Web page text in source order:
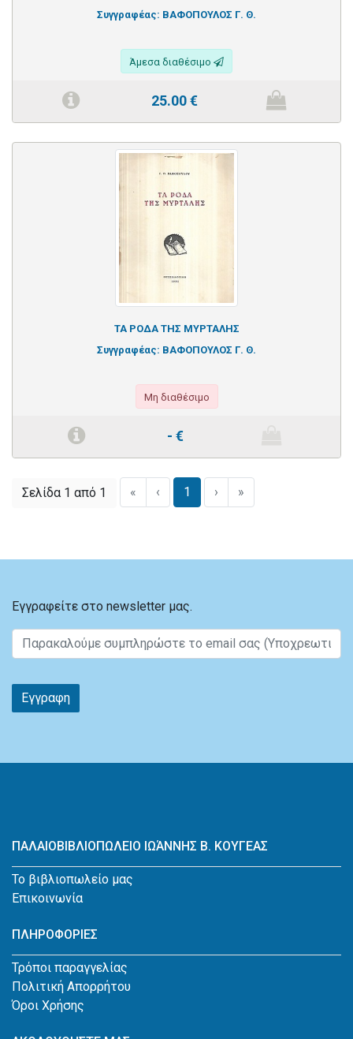
Συγγραφέας: ΒΑΦΟΠΟΥΛΟΣ Γ. Θ.
Άμεσα διαθέσιμο
25.00€
ΤΑ ΡΟΔΑ ΤΗΣ ΜΥΡΤΑΛΗΣ
Συγγραφέας: ΒΑΦΟΠΟΥΛΟΣ Γ. Θ.
Μη διαθέσιμο
- €
Σελίδα 1 από 1 « ‹ 1 › »
Εγγραφείτε στο newsletter μας.
Εγγραφη
ΠΑΛΑΙΟΒΙΒΛΙΟΠΩΛΕΙΟ ΙΩΆΝΝΗΣ Β. ΚΟΥΓΕΑΣ
Το βιβλιοπωλείο μας
Επικοινωνία
ΠΛΗΡΟΦΟΡΙΕΣ
Τρόποι παραγγελίας
Πολιτική Απορρήτου
Όροι Χρήσης